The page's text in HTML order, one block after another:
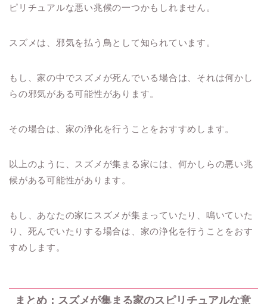
ピリチュアルな悪い兆候の一つかもしれません。
スズメは、邪気を払う鳥として知られています。
もし、家の中でスズメが死んでいる場合は、それは何かし
らの邪気がある可能性があります。
その場合は、家の浄化を行うことをおすすめします。
以上のように、スズメが集まる家には、何かしらの悪い兆
候がある可能性があります。
もし、あなたの家にスズメが集まっていたり、鳴いていた
り、死んでいたりする場合は、家の浄化を行うことをおす
すめします。
まとめ：スズメが集まる家のスピリチュアルな意